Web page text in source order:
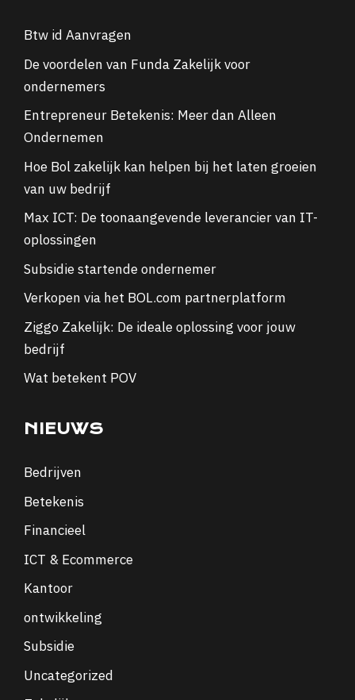
Btw id Aanvragen
De voordelen van Funda Zakelijk voor
ondernemers
Entrepreneur Betekenis: Meer dan Alleen
Ondernemen
Hoe Bol zakelijk kan helpen bij het laten groeien
van uw bedrijf
Max ICT: De toonaangevende leverancier van IT-
oplossingen
Subsidie startende ondernemer
Verkopen via het BOL.com partnerplatform
Ziggo Zakelijk: De ideale oplossing voor jouw
bedrijf
Wat betekent POV
NIEUWS
Bedrijven
Betekenis
Financieel
ICT & Ecommerce
Kantoor
ontwikkeling
Subsidie
Uncategorized